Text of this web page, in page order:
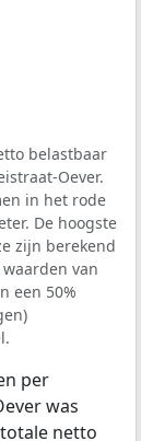
belastbaar
Oever.
in het rode
De hoogste
zijn berekend
van
een 50%
per
was
netto